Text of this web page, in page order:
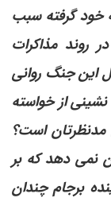
خود گرفته سبب
روند مذاکرات
این جنگ روانی
از خواسته
مدنظرتان است؟
نمی دهد که بر
برجام چندان